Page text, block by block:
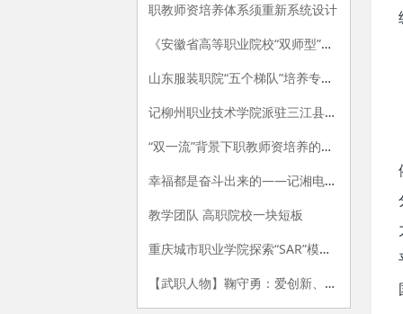
职教师资培养体系须重新系统设计
《安徽省高等职业院校“双师型”教师认定办法（试行）》和《安徽省高等职业院校“双师型”教师认定标准（试行）》
山东服装职院“五个梯队”培养专任教师
记柳州职业技术学院派驻三江县独峒镇岜团村“第一书记”陈月明
“双一流”背景下职教师资培养的困境
幸福都是奋斗出来的——记湘电集团劳动模范、湖南电气职院教师程一凡
教学团队 高职院校一块短板
重庆城市职业学院探索“SAR”模式加强思政教师队伍建设
【武职人物】鞠守勇：爱创新、勤科研、懂学生的“博士哥”